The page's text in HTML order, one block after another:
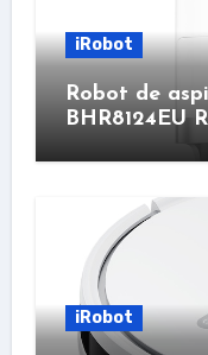
iRobot
Robot de
BHR8124EU
iRobot